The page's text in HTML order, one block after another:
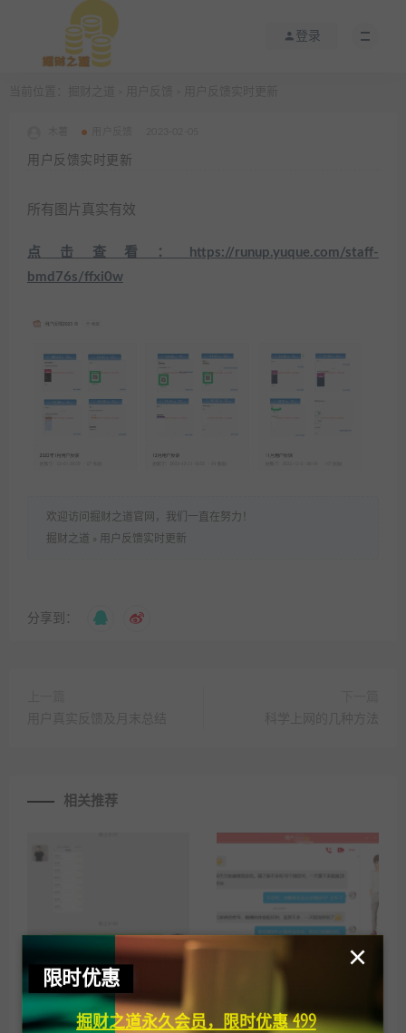
登录
用户反馈实时更新
所有图片真实有效
点击查看：https://runup.yuque.com/staff-
bmd76s/ffxi0w
欢迎访问掘财之道官网，我们一直在努力！
掘财之道 » 用户反馈实时更新
分享到：
相关推荐
用户真实反馈（三）
限时优惠
掘财之道永久会员，限时优惠 499
×